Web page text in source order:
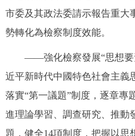
市委及其政法委請示報告重大
勢轉化為檢察制度效能。
——強化檢察發展“思想要
近平新時代中國特色社會主義
落實“第一議題”制度，逐章專
進理論學習、調查研究、推動
題，健全14項制度，把握以思